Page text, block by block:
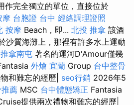
作完全獨立的單位，直接位於
摩 台胞證 台中 經絡調理證照
按摩 Beach，即... 北投 推拿 該酒
沙質海灘上，那裡有許多水上運動
拿南屯 著名的運河D'Amour僅幾
外燴 宜蘭 Group 台中整骨
和難忘的經歷| seo行銷 2026年5
薦 MSC 台中體態矯正 Fantasia
提供兩次禮物和難忘的經歷|